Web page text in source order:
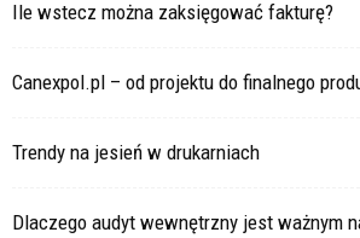
Ile wstecz można zaksięgować fakturę?
Canexpol.pl – od projektu do finalnego
Trendy na jesień w drukarniach
Dlaczego audyt wewnętrzny jest ważnym